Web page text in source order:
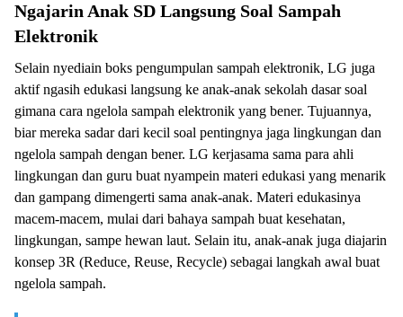
Ngajarin Anak SD Langsung Soal Sampah
Elektronik
Selain nyediain boks pengumpulan sampah elektronik, LG juga
aktif ngasih edukasi langsung ke anak-anak sekolah dasar soal
gimana cara ngelola sampah elektronik yang bener. Tujuannya,
biar mereka sadar dari kecil soal pentingnya jaga lingkungan dan
ngelola sampah dengan bener. LG kerjasama sama para ahli
lingkungan dan guru buat nyampein materi edukasi yang menarik
dan gampang dimengerti sama anak-anak. Materi edukasinya
macem-macem, mulai dari bahaya sampah buat kesehatan,
lingkungan, sampe hewan laut. Selain itu, anak-anak juga diajarin
konsep 3R (Reduce, Reuse, Recycle) sebagai langkah awal buat
ngelola sampah.